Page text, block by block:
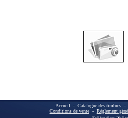
Accueil - Catalogue des timbres-
Conditions de vente - Réglement